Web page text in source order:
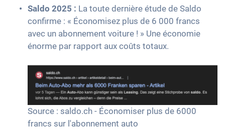
Saldo 2025 : La toute dernière étude de Saldo
confirme : « Économisez plus de 6 000 francs
avec un abonnement voiture ! » Une économie
énorme par rapport aux coûts totaux.
Source : saldo.ch - Économiser plus de 6000
francs sur l'abonnement auto